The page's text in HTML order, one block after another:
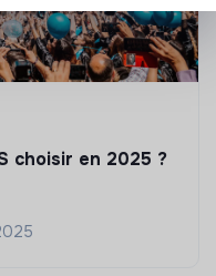
choisir en 2025 ?